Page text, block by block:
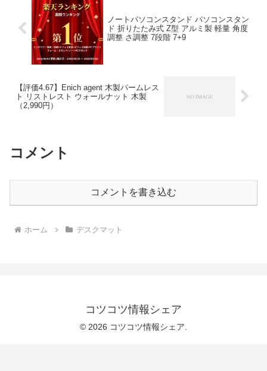
ノートパソコンスタンド パソコンスタン
ド 折りたたみ式 Z型 アルミ製 軽量 角度
調整 さ調整 7段階 7+9
【評価4.67】Enich agent 木製パームレス
ト リストレスト ウォールナット 木製
（2,990円）
コメント
コメントを書き込む
ホーム デスクマット
コツコツ情報シェア
© 2026 コツコツ情報シェア.